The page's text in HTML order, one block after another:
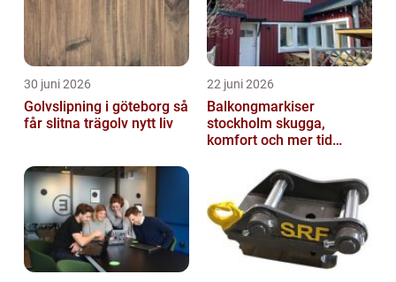
30 juni 2026
Golvslipning i göteborg så
får slitna trägolv nytt liv
22 juni 2026
Balkongmarkiser
stockholm skugga,
komfort och mer tid